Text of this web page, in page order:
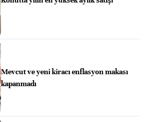
Mevcut ve yeni kiracı enflasyon makası
kapanmadı